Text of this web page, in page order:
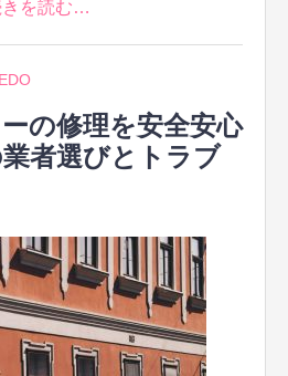
きを読む…
の修理を安全安心
者選びとトラブ